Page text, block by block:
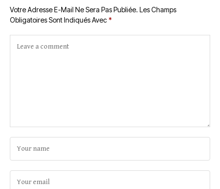
Votre Adresse E-Mail Ne Sera Pas Publiée. Les Champs
Obligatoires Sont Indiqués Avec*